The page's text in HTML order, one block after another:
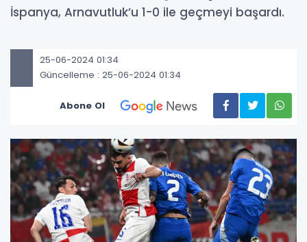
İspanya, Arnavutluk’u 1-0 ile geçmeyi başardı.
25-06-2024 01:34
Güncelleme : 25-06-2024 01:34
Abone Ol